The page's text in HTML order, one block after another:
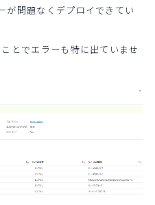
が問題なくデプロイできてい
ことでエラーも特に出ていませ